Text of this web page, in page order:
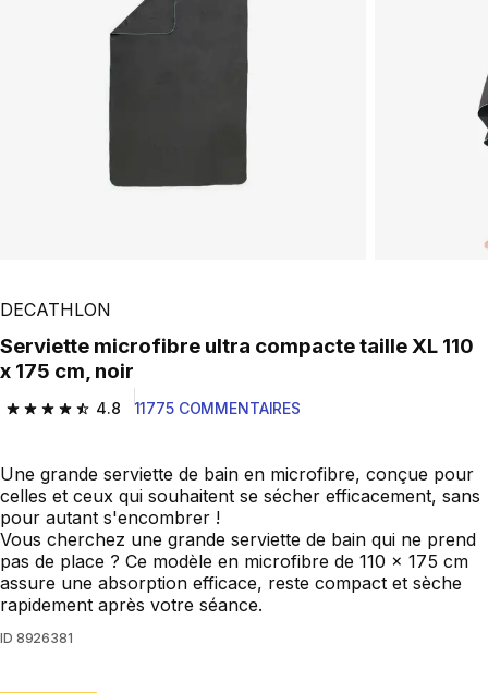
DECATHLON
Serviette microfibre ultra compacte taille XL 110
x 175 cm, noir
4.8
4.8 out of 5 stars from 11775 reviews
11775 COMMENTAIRES
Une grande serviette de bain en microfibre, conçue pour
celles et ceux qui souhaitent se sécher efficacement, sans
pour autant s'encombrer !
Vous cherchez une grande serviette de bain qui ne prend
pas de place ? Ce modèle en microfibre de 110 x 175 cm
assure une absorption efficace, reste compact et sèche
rapidement après votre séance.
ID 8926381